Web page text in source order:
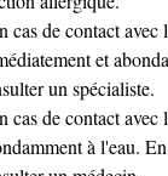
Convient
qu'aux
- Parfait pour
Gainage
cas de contact avec
et
un spécialiste.
cas de contact avec
à l'eau.